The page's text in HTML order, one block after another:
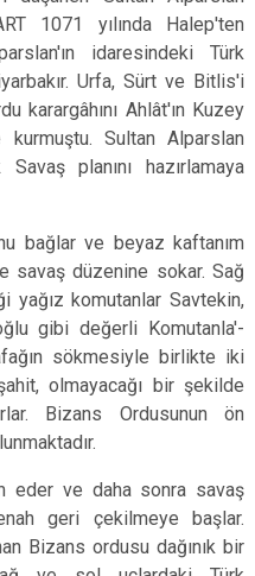
1071 yılında Halep'ten
idaresindeki Türk
Urfa, Sürt ve Bitlis'i
karargâhını Ahlât'ın Kuzey
kurmuştu. Sultan Alparslan
planını hazırlama­ya
bağlar ve beyaz kaftanım
savaş düzenine sokar. Sağ
yağız komutanlar Savtekin,
gibi değerli Komutanla'-
sökmesiyle birlikte iki
olmayacağı bir şekilde
Bizans Ordusunun ön
eder ve daha sonra savaş
geri çekilmeye başlar.
Bizans ordusu dağınık bir